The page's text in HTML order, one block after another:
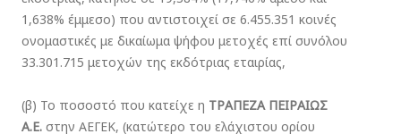
1,638% έμμεσο) που αντιστοιχεί σε 6.455.351 κοινές
ονομαστικές με δικαίωμα ψήφου μετοχές επί συνόλου
33.301.715 μετοχών της εκδότριας εταιρίας,
(β) Το ποσοστό που κατείχε η ΤΡΑΠΕΖΑ ΠΕΙΡΑΙΩΣ
Α.Ε. στην ΑΕΓΕΚ, (κατώτερο του ελάχιστου ορίου